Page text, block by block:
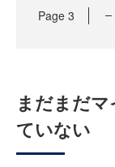
Page 3
まだまだ
ていない